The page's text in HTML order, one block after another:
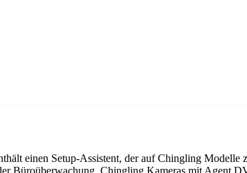
einen Setup-Assistent, der auf Chingling